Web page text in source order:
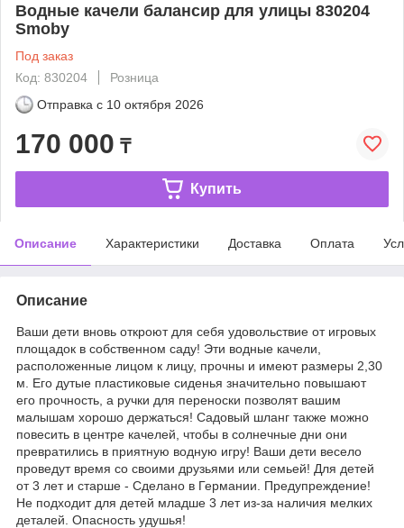
Водные качели балансир для улицы 830204
Smoby
Под заказ
Код: 830204
Розница
Отправка с 10 октября 2026
170 000 ₸
Купить
Описание Характеристики Доставка Оплата
Описание
Ваши дети вновь откроют для себя удовольствие от игровых
площадок в собственном саду! Эти водные качели,
расположенные лицом к лицу, прочны и имеют размеры 2,30
м. Его дутые пластиковые сиденья значительно повышают
его прочность, а ручки для переноски позволят вашим
малышам хорошо держаться! Садовый шланг также можно
повесить в центре качелей, чтобы в солнечные дни они
превратились в приятную водную игру! Ваши дети весело
проведут время со своими друзьями или семьей! Для детей
от 3 лет и старше - Сделано в Германии. Предупреждение!
Не подходит для детей младше 3 лет из-за наличия мелких
деталей. Опасность удушья!